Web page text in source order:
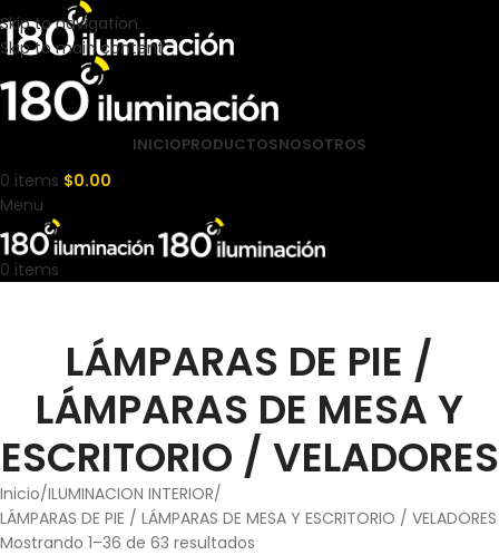
Skip to navigation
Skip to main content
INICIOPRODUCTOSNOSOTROS
0 items $0.00
Menu
0 items
LÁMPARAS DE PIE /
LÁMPARAS DE MESA Y
ESCRITORIO / VELADORES
Inicio ILUMINACION INTERIOR
LÁMPARAS DE PIE / LÁMPARAS DE MESA Y ESCRITORIO / VELADORES
Mostrando 1–36 de 63 resultados